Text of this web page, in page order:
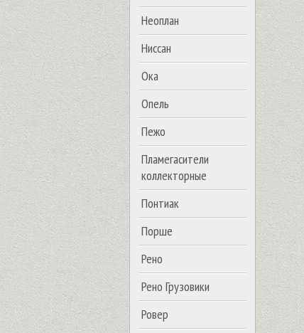
Неоплан
Ниссан
Ока
Опель
Пежо
Пламегасители
коллекторные
Понтиак
Порше
Рено
Рено Грузовики
Ровер